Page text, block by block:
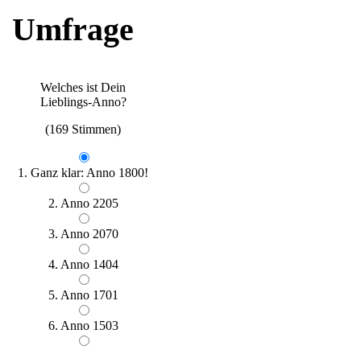
Umfrage
Welches ist Dein
Lieblings-Anno?
(169 Stimmen)
1. Ganz klar: Anno 1800!
2. Anno 2205
3. Anno 2070
4. Anno 1404
5. Anno 1701
6. Anno 1503